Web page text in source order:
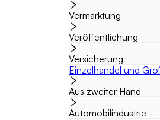
Vermarktung
Veröffentlichung
Versicherung
Einzelhandel und
Aus zweiter Hand
Automobilindustrie